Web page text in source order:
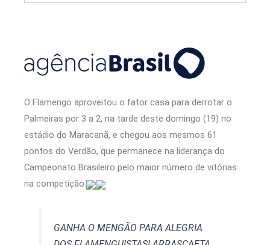
O Flamengo aproveitou o fator casa para derrotar o
Palmeiras por 3 a 2, na tarde deste domingo (19) no
estádio do Maracanã, e chegou aos mesmos 61
pontos do Verdão, que permanece na liderança do
Campeonato Brasileiro pelo maior número de vitórias
na competição.
GANHA O MENGÃO PARA ALEGRIA